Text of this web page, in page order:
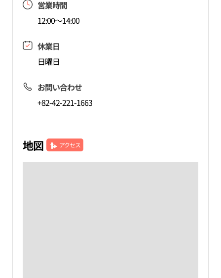
営業時間
12:00～14:00
休業日
日曜日
お問い合わせ
+82-42-221-1663
地図 アクセス